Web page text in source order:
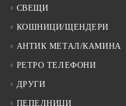
СВЕЩИ
КОШНИЦИ/ЩЕНДЕРИ
АНТИК МЕТАЛ/КАМИНА
РЕТРО ТЕЛЕФОНИ
ДРУГИ
ПЕПЕЛНИЦИ